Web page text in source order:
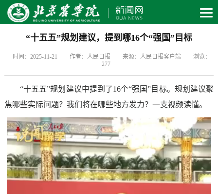
“十五五”规划建议，提到哪16个“强国”目标
时间：2025-11-21 作者：人民日报 来源：人民日报客户端
浏览：
277
“十五五”规划建议中提到了16个“强国”目标。规划建议聚
焦哪些实际问题？我们将在哪些地方发力？一支视频读懂。